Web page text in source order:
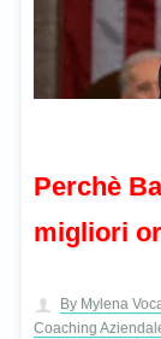
Perchè
migliori
By Mylena
Coaching